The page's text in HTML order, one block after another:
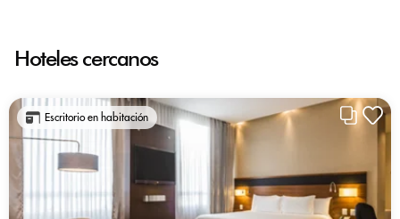
Hoteles cercanos
Escritorio en habitación